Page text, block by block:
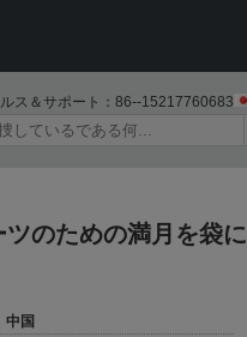
ス＆サポート： 86--15217760683
のための満月を袋に
中国